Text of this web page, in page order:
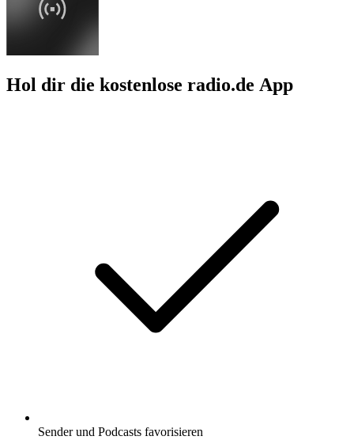
Hol dir die kostenlose radio.de App
Sender und Podcasts favorisieren